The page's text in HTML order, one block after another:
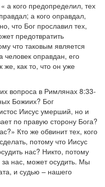
кого предопределил, тех
а кого оправдал,
что Бог прославил тех,
предотвратить
что таковым является
человек оправдан, его
же, как то, что он уже
вопроса в Римлянах 8:33-
Божиих? Бог
Иисус умерший, но и
по правую сторону Бога?
Кто же обвинит тех, кого
потому что Иисус
нас? Никто, потому
за нас, может осудить. Мы
и судью – нашего